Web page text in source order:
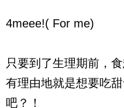
4meee!( For me)
只要到了生理期前，
有理由地就是想要吃
吧？！